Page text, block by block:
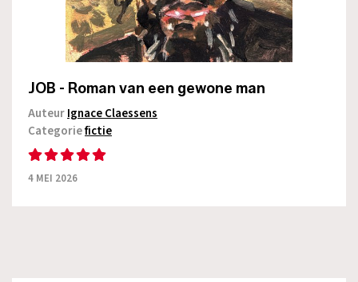
JOB - Roman van een gewone man
AuteurIgnace Claessens
Categoriefictie
4 MEI 2026